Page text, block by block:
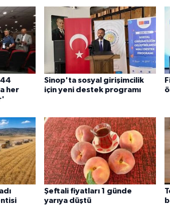
her
Sinop'ta sosyal girişimcilik
için yeni destek programı
Şeftali fiyatları 1 günde
yarıya düştü